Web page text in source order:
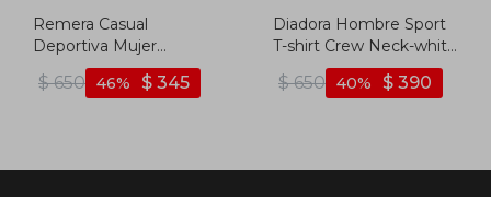
Remera Casual
Deportiva Mujer
Diadora - Negro
$ 650 $ 345
46
Diadora Hombre Sport
T-shirt Crew Neck-white
- Blanco
$ 650 $ 390
40